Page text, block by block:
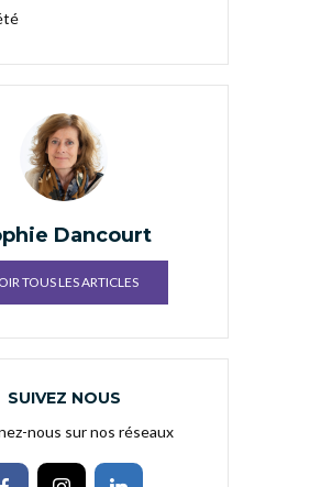
Dancourt
TOUS LES ARTICLES
SUIVEZ NOUS
nous sur nos réseaux